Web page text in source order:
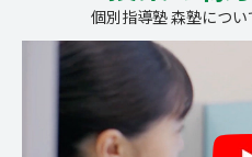
個別指導塾 森塾につい